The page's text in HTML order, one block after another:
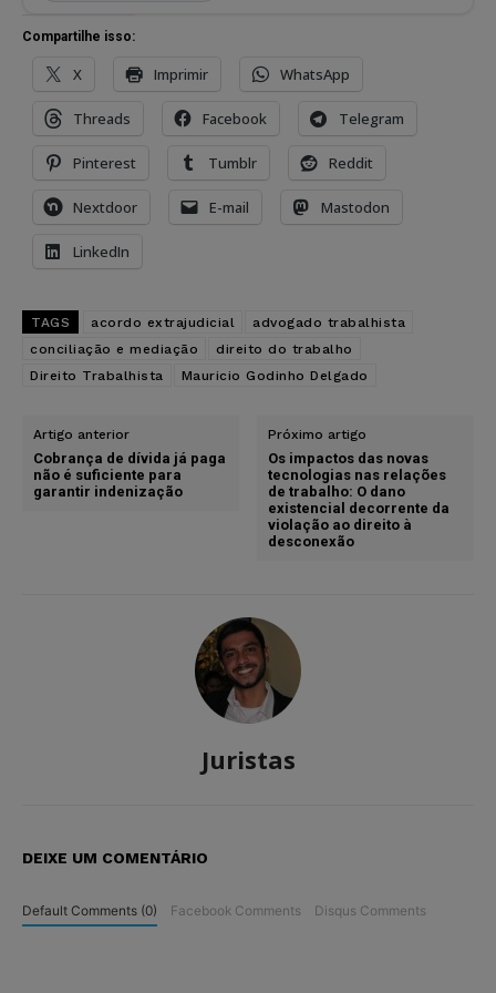
Compartilhe isso:
X Imprimir WhatsApp
Threads Facebook Telegram
Pinterest Tumblr Reddit
Nextdoor E-mail Mastodon
LinkedIn
TAGS acordo extrajudicial
advogado trabalhista
conciliação e mediação
direito do trabalho
Direito Trabalhista
Mauricio Godinho Delgado
Artigo anterior
Cobrança de dívida já paga
não é suficiente para
garantir indenização
Próximo artigo
Os impactos das novas
tecnologias nas relações
de trabalho: O dano
existencial decorrente da
violação ao direito à
desconexão
Juristas
DEIXE UM COMENTÁRIO
Default Comments (0) Facebook Comments Disqus Comments